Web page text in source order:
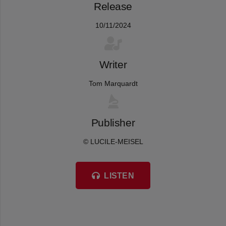
Release
10/11/2024
Writer
Tom Marquardt
Publisher
© LUCILE-MEISEL
LISTEN